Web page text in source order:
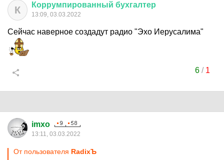
К Коррумпированный бухгалтер
13:09, 03.03.2022
Сейчас наверное создадут радио "Эхо Иерусалима"
6/ 1
imxo
13:11, 03.03.2022
От пользователя RadixЪ